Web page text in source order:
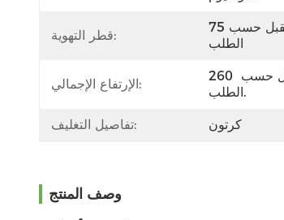
قطر التهوية:
75ملم -1600ملم، تقبل حسب
الطلب
الإرتفاع الإجمالي:
260 مم -600 مم، قبول حسب
الطلب.
تفاصيل التغليف: كرتون
وصف المنتج